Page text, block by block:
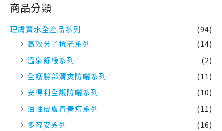
商品分類
理膚寶水全產品系列
(94)
高效分子抗老系列
(14)
溫泉舒緩系列
(2)
全護臉部清爽防曬系列
(11)
安得利全護防曬系列
(10)
油性皮膚青春痘系列
(11)
多容安系列
(16)